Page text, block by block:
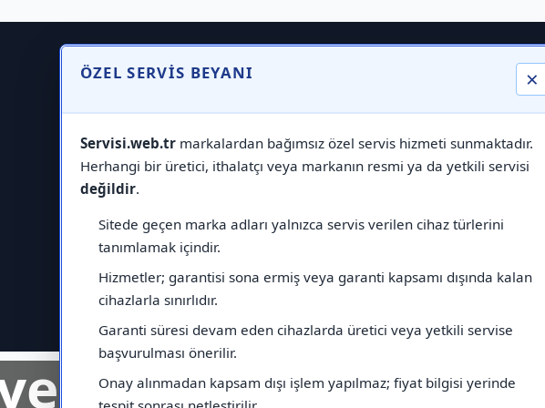
ÖZEL SERVIS BEYANI ×
Servisi.web.trmarkalardan bağımsız özel servis hizmeti sunmaktadır.
Herhangi bir üretici, ithalatçı veya markanın resmi ya da yetkili servisi
değildir.
Sitede geçen marka adları yalnızca servis verilen cihaz türlerini
tanımlamak içindir.
Hizmetler; garantisi sona ermiş veya garanti kapsamı dışında kalan
cihazlarla sınırlıdır.
Garanti süresi devam eden cihazlarda üretici veya yetkili servise
başvurulması önerilir.
Onay alınmadan kapsam dışı işlem yapılmaz; fiyat bilgisi yerinde
Genelinde